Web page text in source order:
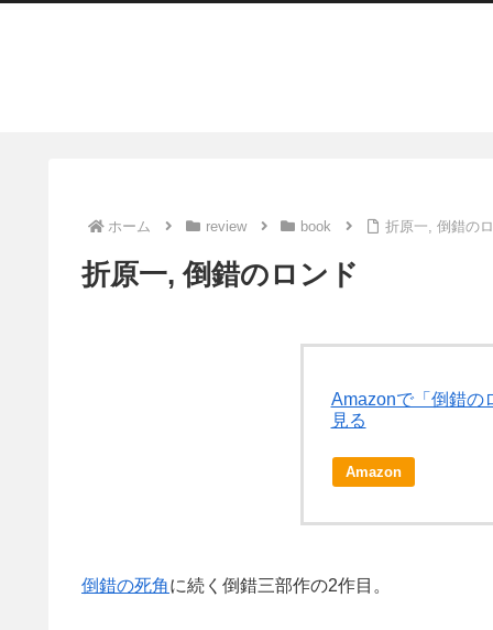
ホーム review book 折原一, 倒錯の
折原一, 倒錯のロンド
Amazonで「倒錯の
見る
Amazon
倒錯の死角に続く倒錯三部作の2作目。